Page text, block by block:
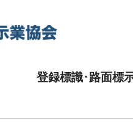
登録標識･路面標